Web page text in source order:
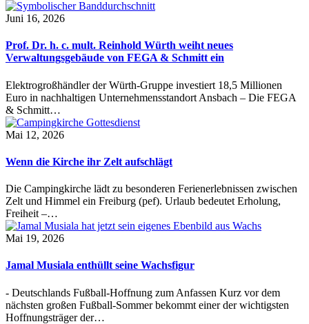
Juni 16, 2026
Prof. Dr. h. c. mult. Reinhold Würth weiht neues
Verwaltungsgebäude von FEGA & Schmitt ein
Elektrogroßhändler der Würth-Gruppe investiert 18,5 Millionen
Euro in nachhaltigen Unternehmensstandort Ansbach – Die FEGA
& Schmitt…
Mai 12, 2026
Wenn die Kirche ihr Zelt aufschlägt
Die Campingkirche lädt zu besonderen Ferienerlebnissen zwischen
Zelt und Himmel ein Freiburg (pef). Urlaub bedeutet Erholung,
Freiheit –…
Mai 19, 2026
Jamal Musiala enthüllt seine Wachsfigur
- Deutschlands Fußball-Hoffnung zum Anfassen Kurz vor dem
nächsten großen Fußball-Sommer bekommt einer der wichtigsten
Hoffnungsträger der…